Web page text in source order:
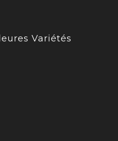
Variétés